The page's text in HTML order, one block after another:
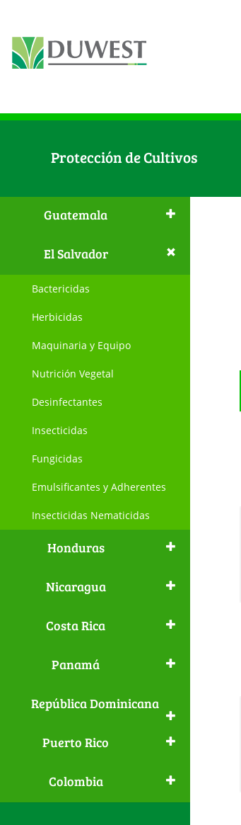
Protección de Cultivos
Guatemala
El Salvador
Bactericidas
Herbicidas
Maquinaria y Equipo
Nutrición Vegetal
Desinfectantes
Insecticidas
Fungicidas
Emulsificantes y Adherentes
Insecticidas Nematicidas
Honduras
Nicaragua
Costa Rica
Panamá
República Dominicana
Puerto Rico
Colombia